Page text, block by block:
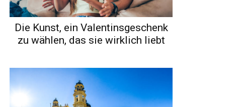
Die Kunst, ein Valentinsgeschenk
zu wählen, das sie wirklich liebt